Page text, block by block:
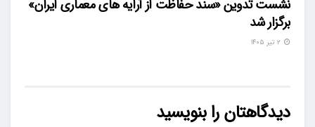
نشست تدوین «سند حفاظت از آرایه های معماری ایران»
برگزار شد
دیدگاهتان را بنویسید